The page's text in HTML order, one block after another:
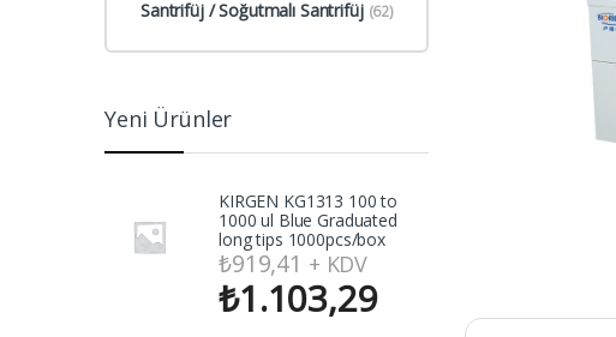
Santrifüj / Soğutmalı Santrifüj (62)
Yeni Ürünler
KIRGEN KG1313 100 to
1000 ul Blue Graduated
long tips 1000pcs/box
₺919,41 + KDV
₺1.103,29